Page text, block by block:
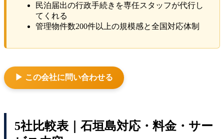
民泊届出の行政手続きを専任スタッフが代行し
てくれる
管理物件数200件以上の規模感と全国対応体制
▶ この会社に問い合わせる
5社比較表｜石垣島対応・料金・サー